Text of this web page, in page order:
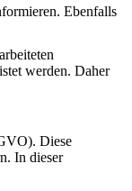
Ebenfalls
werden. Daher
Diese
In dieser